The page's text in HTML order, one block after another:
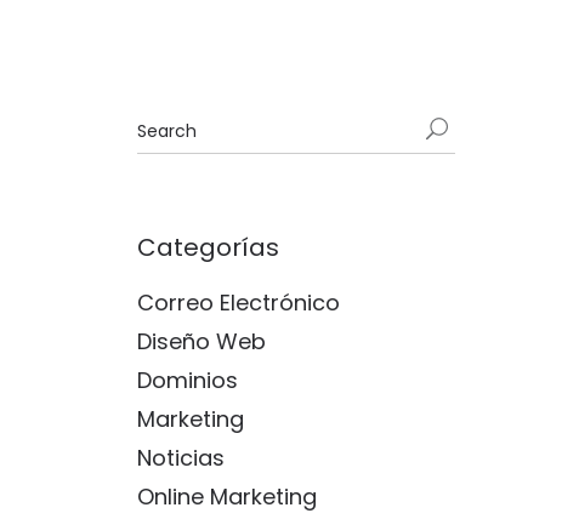
Categorías
Correo Electrónico
Diseño Web
Dominios
Marketing
Noticias
Online Marketing